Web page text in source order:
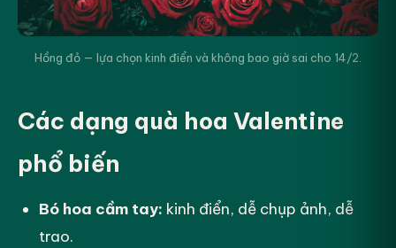
Hồng đỏ — lựa chọn kinh điển và không bao giờ sai cho 14/2.
Các dạng quà hoa Valentine
phổ biến
Bó hoa cầm tay: kinh điển, dễ chụp ảnh, dễ
trao.